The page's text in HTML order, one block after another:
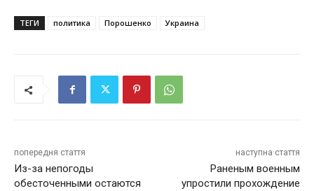
ТЕГИ политика Порошенко Украина
попередня стаття
Из-за непогоды
обесточенными остаются
наступна стаття
Раненым военным
упростили прохождение